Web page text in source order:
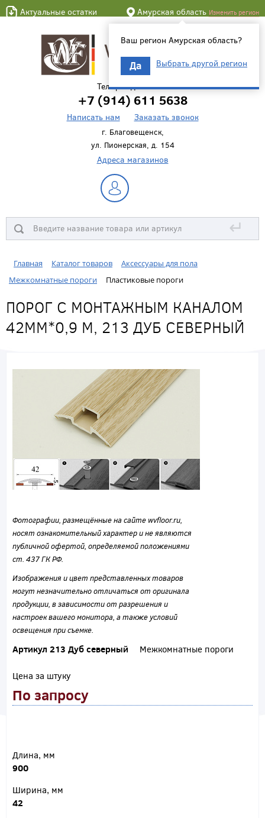
Актуальные остатки Амурская область Изменить регион
Ваш регион Амурская область?
Да Выбрать другой регион
Телефон для связи
+7 (914) 611 5638
Написать нам Заказать звонок
г. Благовещенск,
ул. Пионерская, д. 154
Адреса магазинов
↵
Главная Каталог товаров
Аксессуары для пола
Межкомнатные пороги
Пластиковые пороги
ПОРОГ С МОНТАЖНЫМ КАНАЛОМ
42ММ*0,9 М, 213 ДУБ СЕВЕРНЫЙ
Фотографии, размещённые на сайте wvfloor.ru,
носят ознакомительный характер и не являются
публичной офертой, определяемой положениями
ст. 437 ГК РФ.
Изображения и цвет представленных товаров
могут незначительно отличаться от оригинала
продукции, в зависимости от разрешения и
настроек вашего монитора, а также условий
освещения при съемке.
Артикул 213 Дуб северный Межкомнатные пороги
Цена за штуку
По запросу
Длина, мм
900
Ширина, мм
42